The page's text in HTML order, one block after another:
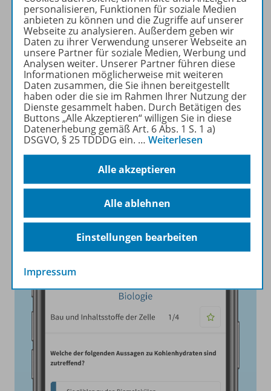
hilft beim Merken
die App ist offline nutzbar!
Hol dir die kostenlose Glossar-App:
Trainings-App: Express-
Training fürs Abi
personalisieren, Funktionen für soziale Medien
anbieten zu können und die Zugriffe auf unserer
Webseite zu analysieren. Außerdem geben wir
Daten zu ihrer Verwendung unserer Webseite an
unsere Partner für soziale Medien, Werbung und
Analysen weiter. Unserer Partner führen diese
Informationen möglicherweise mit weiteren
Daten zusammen, die Sie ihnen bereitgestellt
haben oder die sie im Rahmen Ihrer Nutzung der
Dienste gesammelt haben. Durch Betätigen des
Buttons „Alle Akzeptieren“ willigen Sie in diese
Datenerhebung gemäß Art. 6 Abs. 1 S. 1 a)
DSGVO, § 25 TDDDG ein. … Weiterlesen
Alle akzeptieren
Alle ablehnen
Einstellungen bearbeiten
Impressum